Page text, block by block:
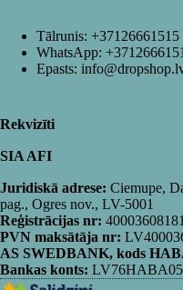
Tālrunis: +37126661515
WhatsApp:
Epasts:
Rekvizīti
SIA AFI
Juridiskā adrese: Ciemupe,
pag., Ogres nov., LV-5001
Reģistrācijas nr: 40003608181
PVN maksātāja nr:
AS SWEDBANK, kods
Bankas konts: